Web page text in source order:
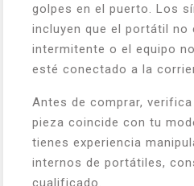
golpes en el puerto. Los
incluyen que el portátil no
intermitente o el equipo
esté conectado a la
Antes de comprar,
pieza coincide con tu
tienes experiencia
internos de portátiles,
cualificado.